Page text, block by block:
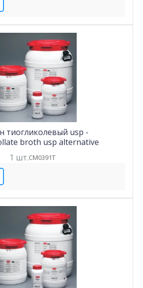
тиогликолевый usр -
broth usp alternative
1 шт.CM0391T